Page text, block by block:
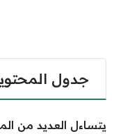
جدول
يتساءل العديد من